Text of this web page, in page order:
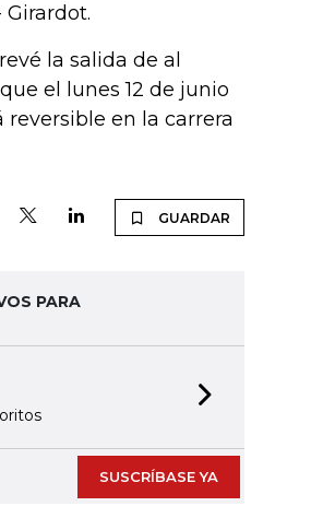
la salida de al
el lunes 12 de junio
en la carrera
GUARDAR
PARA
SUSCRÍBASE YA